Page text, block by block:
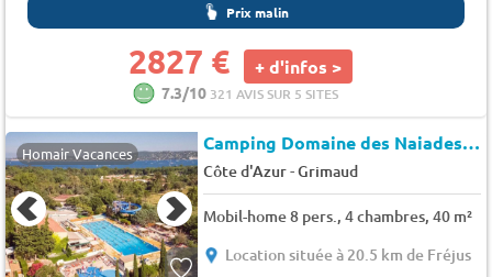
Prix malin
2827 € + d'infos >
7.3/10 321 AVIS SUR 5 SITES
Homair Vacances Camping Domaine des Naiades
Côte d'Azur-Grimaud
Mobil-home 8 pers., 4 chambres, 40 m²
Location située à 20.5 km de Fréjus